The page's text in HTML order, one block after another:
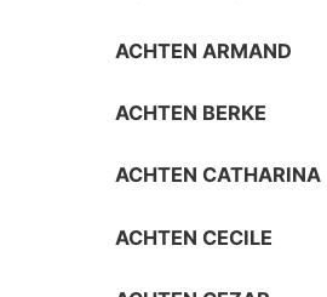
ACHTEN ARMAND
ACHTEN BERKE
ACHTEN CATHARINA
ACHTEN CECILE